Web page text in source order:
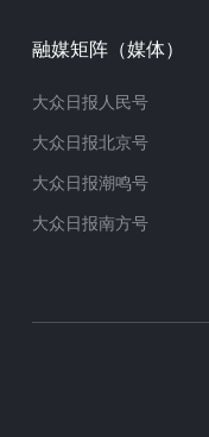
融媒矩阵（媒体）
大众日报人民号
大众日报北京号
大众日报潮鸣号
大众日报南方号